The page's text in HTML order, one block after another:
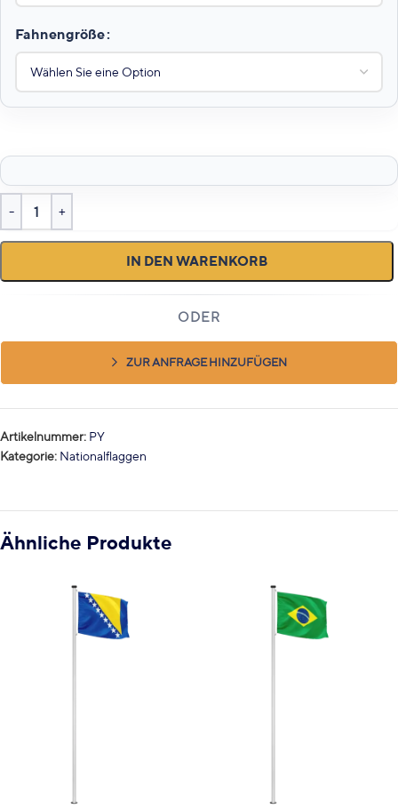
Fahnengröße
IN DEN WARENKORB
ZUR ANFRAGE HINZUFÜGEN
Artikelnummer: PY
Kategorie: Nationalflaggen
Ähnliche Produkte